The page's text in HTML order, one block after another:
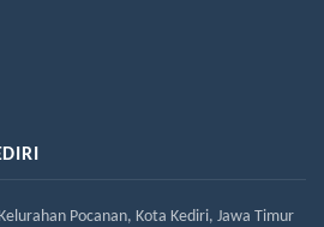
Pocanan, Kota Kediri, Jawa Timur